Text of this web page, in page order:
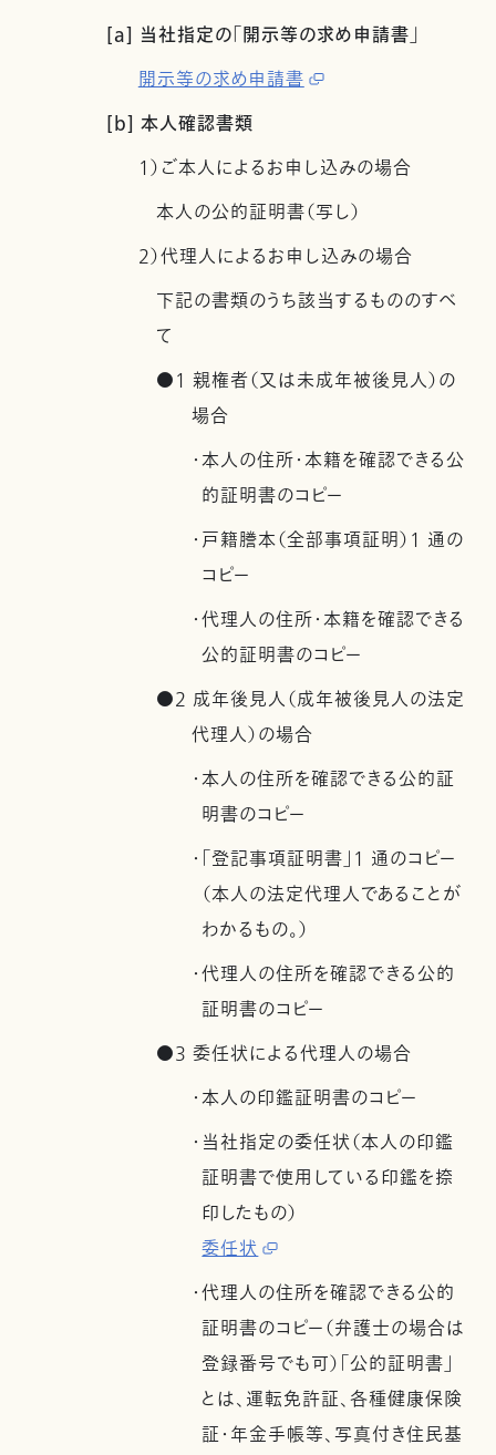
[a] 当社指定の「開示等の求め申請書」
開示等の求め申請書
[b] 本人確認書類
1）ご本人によるお申し込みの場合
本人の公的証明書（写し）
2）代理人によるお申し込みの場合
下記の書類のうち該当するもののすべ
て
●1 親権者（又は未成年被後見人）の
場合
・本人の住所・本籍を確認できる公
的証明書のコピー
・戸籍謄本（全部事項証明）1 通の
コピー
・代理人の住所・本籍を確認できる
公的証明書のコピー
●2 成年後見人（成年被後見人の法定
代理人）の場合
・本人の住所を確認できる公的証
明書のコピー
・「登記事項証明書」1 通のコピー
（本人の法定代理人であることが
わかるもの。）
・代理人の住所を確認できる公的
証明書のコピー
●3 委任状による代理人の場合
・本人の印鑑証明書のコピー
・当社指定の委任状（本人の印鑑
証明書で使用している印鑑を捺
印したもの）
委任状
・代理人の住所を確認できる公的
証明書のコピー（弁護士の場合は
登録番号でも可）「公的証明書」
とは、運転免許証、各種健康保険
証・年金手帳等、写真付き住民基